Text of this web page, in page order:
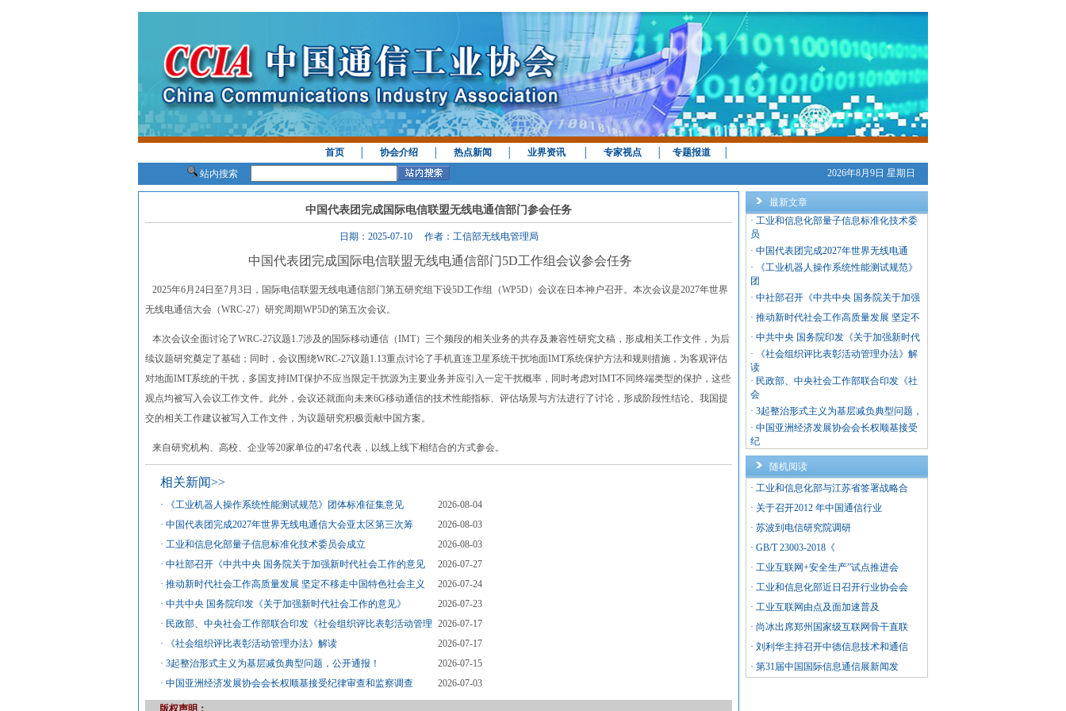
首页│ 协会介绍│ 热点新闻 业界资讯│ 专家视点│ 专题报道│
站内搜索
2026年8月9日 星期日
中国代表团完成国际电信联盟无线电通信部门参会任务
日期：2025-07-10 作者：工信部无线电管理局
中国代表团完成国际电信联盟无线电通信部门5D工作组会议参会任务
2025年6月24日至7月3日，国际电信联盟无线电通信部门第五研究组下设5D工作组（WP5D）会议在日本神户召开。本次会议是2027年世界
无线电通信大会（WRC-27）研究周期WP5D的第五次会议。
本次会议全面讨论了WRC-27议题1.7涉及的国际移动通信（IMT）三个频段的相关业务的共存及兼容性研究文稿，形成相关工作文件，为后
续议题研究奠定了基础；同时，会议围绕WRC-27议题1.13重点讨论了手机直连卫星系统干扰地面IMT系统保护方法和规则措施，为客观评估
对地面IMT系统的干扰，多国支持IMT保护不应当限定干扰源为主要业务并应引入一定干扰概率，同时考虑对IMT不同终端类型的保护，这些
观点均被写入会议工作文件。此外，会议还就面向未来6G移动通信的技术性能指标、评估场景与方法进行了讨论，形成阶段性结论。我国提
交的相关工作建议被写入工作文件，为议题研究积极贡献中国方案。
来自研究机构、高校、企业等20家单位的47名代表，以线上线下相结合的方式参会。
相关新闻>>
· 《工业机器人操作系统性能测试规范》团体标准征集意见
2026-08-04
· 中国代表团完成2027年世界无线电通信大会亚太区第三次筹
2026-08-03
· 工业和信息化部量子信息标准化技术委员会成立
2026-08-03
· 中社部召开《中共中央 国务院关于加强新时代社会工作的意见
2026-07-27
· 推动新时代社会工作高质量发展 坚定不移走中国特色社会主义
2026-07-24
· 中共中央 国务院印发《关于加强新时代社会工作的意见》
2026-07-23
· 民政部、中央社会工作部联合印发《社会组织评比表彰活动管理 2026-07-17
·
《社会组织评比表彰活动管理办法》解读
2026-07-17
· 3起整治形式主义为基层减负典型问题，公开通报！
2026-07-15
· 中国亚洲经济发展协会会长权顺基接受纪律审查和监察调查 2026-07-03
版权声明：
最新文章
· 工业和信息化部量子信息标准化技术委
员
· 中国代表团完成2027年世界无线电通
·
《工业机器人操作系统性能测试规范》
团
· 中社部召开《中共中央 国务院关于加强
· 推动新时代社会工作高质量发展 坚定不
· 中共中央 国务院印发《关于加强新时代
·
《社会组织评比表彰活动管理办法》解
读
· 民政部、中央社会工作部联合印发《社
会
· 3起整治形式主义为基层减负典型问题，
· 中国亚洲经济发展协会会长权顺基接受
纪
随机阅读
· 工业和信息化部与江苏省签署战略合
· 关于召开2012 年中国通信行业
· 苏波到电信研究院调研
· GB/T 23003-2018《
· 工业互联网+安全生产”试点推进会
· 工业和信息化部近日召开行业协会会
· 工业互联网由点及面加速普及
· 尚冰出席郑州国家级互联网骨干直联
· 刘利华主持召开中德信息技术和通信
· 第31届中国国际信息通信展新闻发